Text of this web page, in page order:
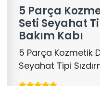
5 Parça
Seti Seyahat
Bakım Kabı
5 Parça Kozmetik
Seyahat Tipi